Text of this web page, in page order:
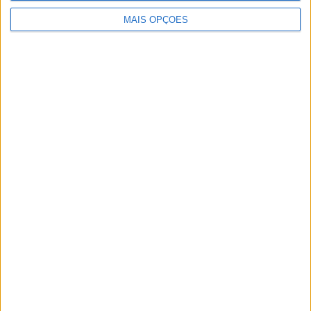
MAIS OPÇÕES
a primeira a 30 de Junho deste ano e a última a 31 de
Maio de 2027.